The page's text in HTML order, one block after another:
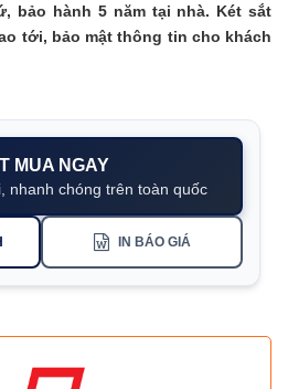
bảo hành 5 năm tại nhà. Két sắt
tới, bảo mật thông tin cho khách
MUA NGAY
nhanh chóng trên toàn quốc
IN BÁO GIÁ